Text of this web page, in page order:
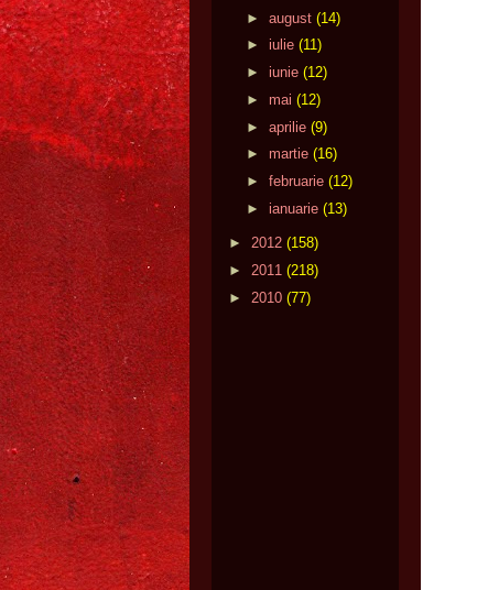
► august (14)
► iulie (11)
► iunie (12)
► mai (12)
► aprilie (9)
► martie (16)
► februarie (12)
► ianuarie (13)
► 2012 (158)
► 2011 (218)
► 2010 (77)